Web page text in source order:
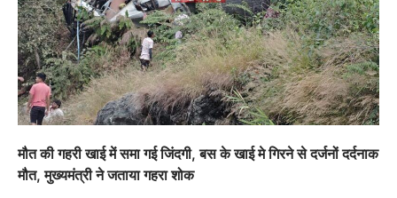
मौत की गहरी खाई में समा गई जिंदगी, बस के खाई मे गिरने से दर्जनों दर्दनाक
मौत, मुख्यमंत्री ने जताया गहरा शोक